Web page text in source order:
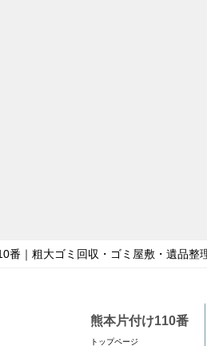
番｜粗大ゴミ回収・ゴミ屋敷・遺品整
熊本片付け110番
トップページ